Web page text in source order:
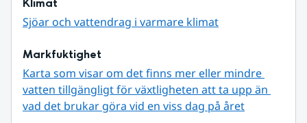
Klimat
Sjöar och vattendrag i varmare klimat
Markfuktighet
Karta som visar om det finns mer eller mindre
vatten tillgängligt för växtligheten att ta upp än
vad det brukar göra vid en viss dag på året